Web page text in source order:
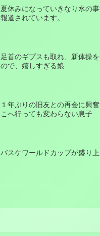
夏休みになっていきなり水の事
報道されています。
足首のギプスも取れ、新体操
ので、嬉しすぎる娘
１年ぶりの旧友との再会に興
こへ行っても変わらない息子
バスケワールドカップが盛り